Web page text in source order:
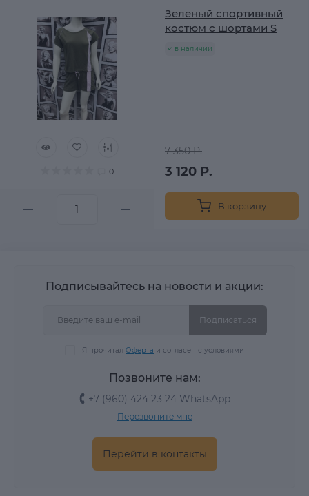
0
Зеленый спортивный
костюм с шортами S
в наличии
7 350 Р.
3 120 Р.
В корзину
Подписывайтесь на новости и акции:
Подписаться
Я прочитал Оферта и согласен с условиями
Позвоните нам:
+7 (960) 424 23 24 WhatsApp
Перезвоните мне
Перейти в контакты